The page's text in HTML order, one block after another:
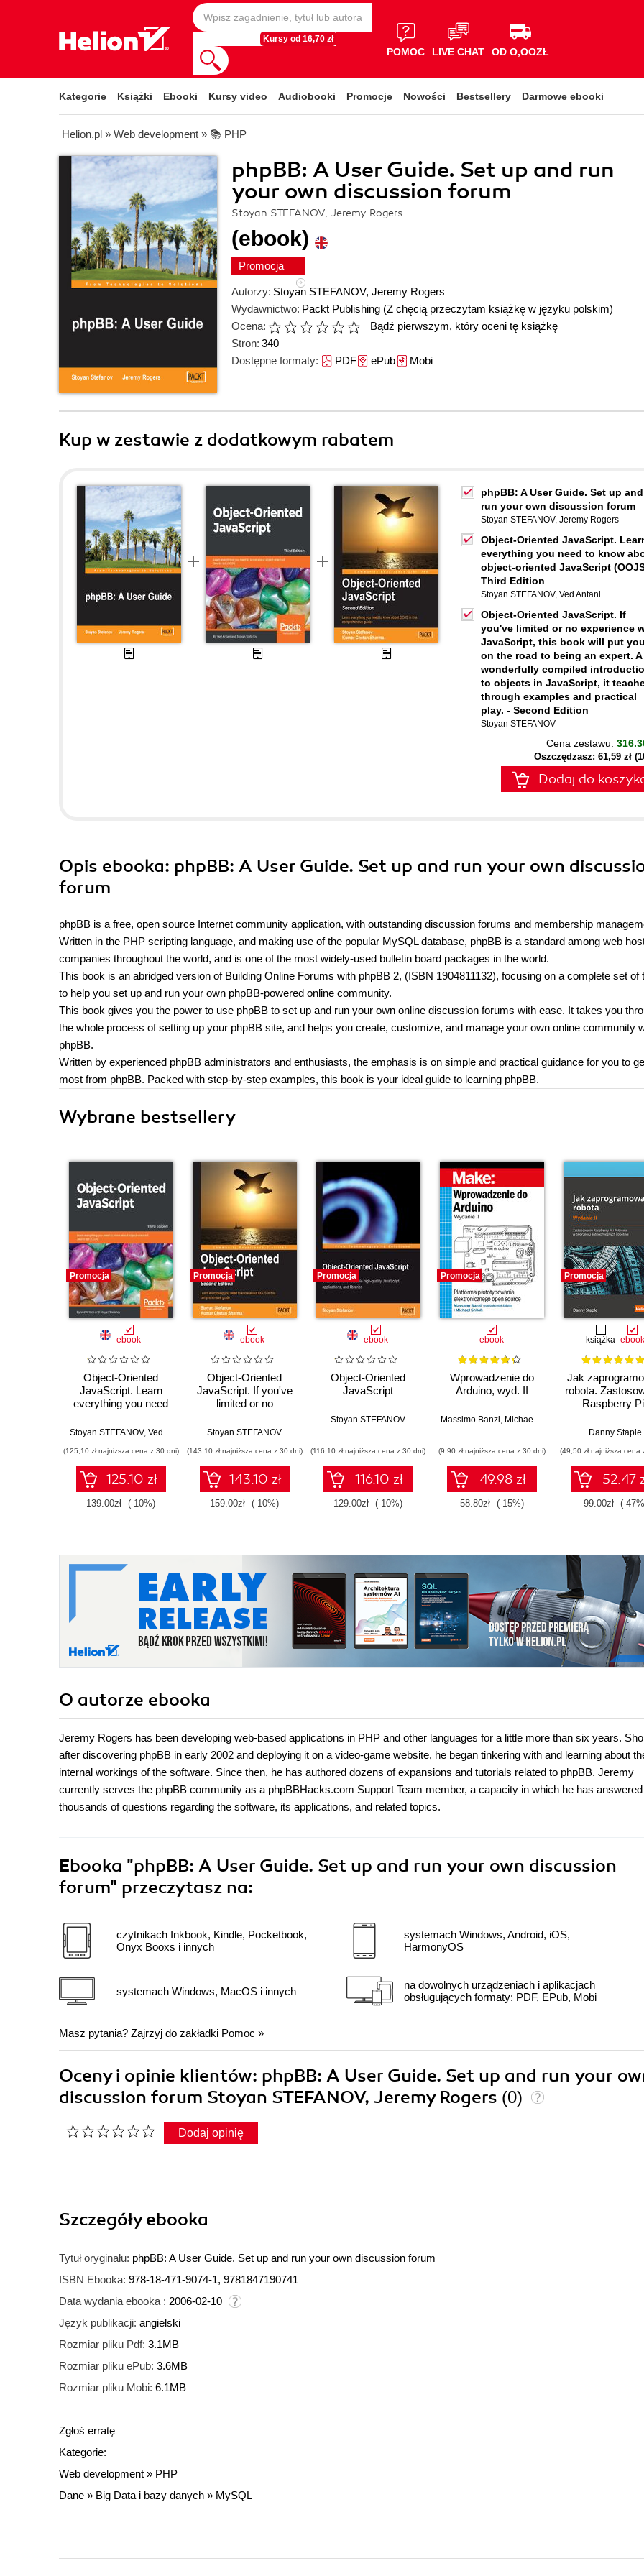
Kursy od 16,70 zł
POMOC LIVE CHAT OD O,OOZŁ
Kategorie Książki Ebooki Kursy video Audiobooki Promocje Nowości Bestsellery Darmowe ebooki
Helion.pl » Web development » 📚 PHP
phpBB: A User Guide. Set up and run
your own discussion forum
Stoyan STEFANOV, Jeremy Rogers
(ebook)
Promocja
Autorzy: Stoyan STEFANOV, Jeremy Rogers
Wydawnictwo: Packt Publishing (Z chęcią przeczytam książkę w języku polskim)
Ocena:
Bądź pierwszym, który oceni tę książkę
Stron: 340
Dostępne formaty: PDFePubMobi
Kup w zestawie z dodatkowym rabatem
phpBB: A User Guide. Set up and
run your own discussion forum
Stoyan STEFANOV, Jeremy Rogers
Object-Oriented JavaScript.
everything you need to know
object-oriented JavaScript
Third Edition
Stoyan STEFANOV, Ved Antani
Object-Oriented JavaScript. If
you've limited or no experience
JavaScript, this book will put you
on the road to being an expert. A
wonderfully compiled
to objects in JavaScript, it
through examples and practical
play. - Second Edition
Stoyan STEFANOV
Cena zestawu:
Oszczędzasz: 61,59 zł
Dodaj do
Opis ebooka: phpBB: A User Guide. Set up and run your own
forum
phpBB is a free, open source Internet community application, with outstanding discussion forums and membership
Written in the PHP scripting language, and making use of the popular MySQL database, phpBB is a standard among web
companies throughout the world, and is one of the most widely-used bulletin board packages in the world.
This book is an abridged version of Building Online Forums with phpBB 2, (ISBN 1904811132), focusing on a complete set of
to help you set up and run your own phpBB-powered online community.
This book gives you the power to use phpBB to set up and run your own online discussion forums with ease. It takes you
the whole process of setting up your phpBB site, and helps you create, customize, and manage your own online community
phpBB.
Written by experienced phpBB administrators and enthusiasts, the emphasis is on simple and practical guidance for you to
most from phpBB. Packed with step-by-step examples, this book is your ideal guide to learning phpBB.
Wybrane bestsellery
Promocja
ebook
Object-Oriented
JavaScript. Learn
everything you need
oriented JavaScript
Edition
Stoyan STEFANOV, Ved Antani
(125,10 zł najniższa cena z 30 dni)
125.10 zł
139.00zł (-10%)
Promocja
ebook
Object-Oriented
JavaScript. If you've
limited or no
JavaScript, this book
road to being an
expert. A wonderfully
compiled introduction
to objects in
JavaScript, it teaches
Stoyan STEFANOV
(143,10 zł najniższa cena z 30 dni)
143.10 zł
159.00zł (-10%)
Promocja
ebook
Object-Oriented
JavaScript
Stoyan STEFANOV
(116,10 zł najniższa cena z 30 dni)
116.10 zł
129.00zł (-10%)
Promocja
ebook
Wprowadzenie do
Arduino, wyd. II
Massimo Banzi, Michael Shiloh
(9,90 zł najniższa cena z 30 dni)
49.98 zł
58.80zł (-15%)
Promocja
książka ebook
Jak
robota.
Raspberry
Danny Staple
(49,50 zł najniższa cena
52.47
99.00zł (-
O autorze ebooka
Jeremy Rogers has been developing web-based applications in PHP and other languages for a little more than six years.
after discovering phpBB in early 2002 and deploying it on a video-game website, he began tinkering with and learning about
internal workings of the software. Since then, he has authored dozens of expansions and tutorials related to phpBB. Jeremy
currently serves the phpBB community as a phpBBHacks.com Support Team member, a capacity in which he has answered
thousands of questions regarding the software, its applications, and related topics.
Ebooka "phpBB: A User Guide. Set up and run your own discussion
forum" przeczytasz na:
czytnikach Inkbook, Kindle, Pocketbook,
Onyx Booxs i innych
systemach Windows, MacOS i innych
systemach Windows, Android, iOS,
HarmonyOS
na dowolnych urządzeniach i aplikacjach
obsługujących formaty: PDF, EPub, Mobi
Masz pytania? Zajrzyj do zakładki Pomoc »
Oceny i opinie klientów: phpBB: A User Guide. Set up and run your
discussion forum Stoyan STEFANOV, Jeremy Rogers (0)
Dodaj opinię
Szczegółyebooka
Tytuł oryginału: phpBB: A User Guide. Set up and run your own discussion forum
ISBN Ebooka: 978-18-471-9074-1, 9781847190741
Data wydania ebooka : 2006-02-10
Język publikacji: angielski
Rozmiar pliku Pdf: 3.1MB
Rozmiar pliku ePub: 3.6MB
Rozmiar pliku Mobi: 6.1MB
Zgłoś erratę
Kategorie:
Web development » PHP
Dane » Big Data i bazy danych » MySQL